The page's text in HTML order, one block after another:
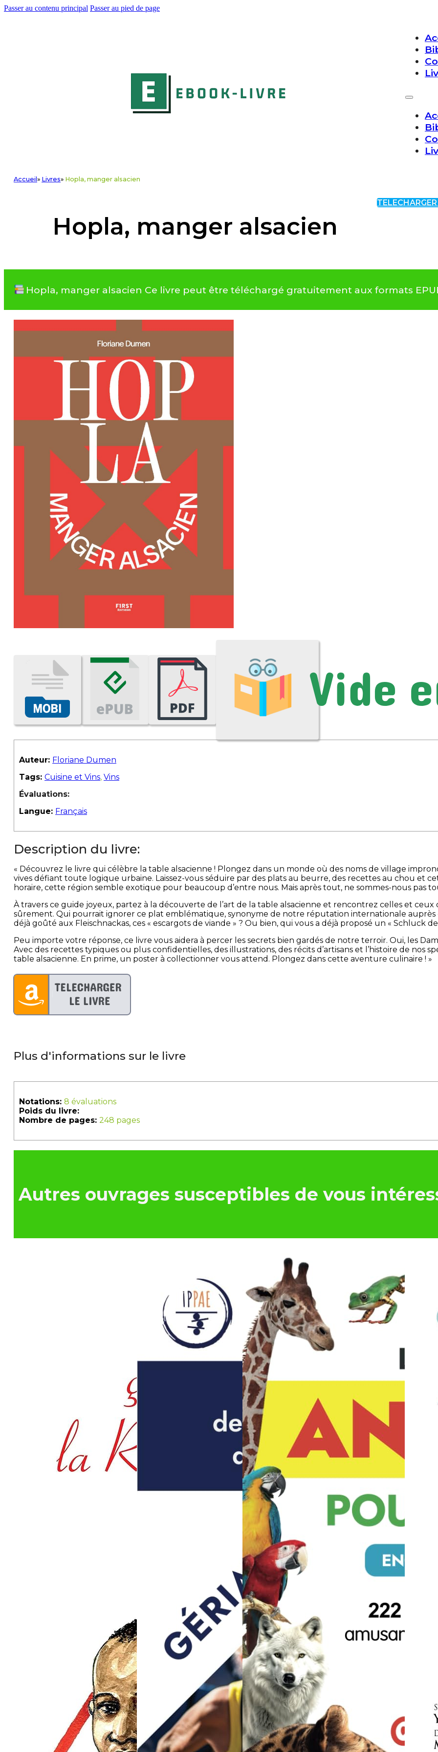
Passer au contenu principal Passer au pied de page
Accueil » Livres» Hopla, manger alsacien
Hopla, manger alsacien
Hopla, manger alsacien Ce livre peut être téléchargé gratuitement aux formats
Auteur: Floriane Dumen
Tags: Cuisine et Vins, Vins
Évaluations:
Langue: Français
Description du livre:
« Découvrez le livre qui célèbre la table alsacienne ! Plongez dans un monde où des noms de village
vives défiant toute logique urbaine. Laissez-vous séduire par des plats au beurre, des recettes au chou et
horaire, cette région semble exotique pour beaucoup d’entre nous. Mais après tout, ne sommes-nous pas
À travers ce guide joyeux, partez à la découverte de l’art de la table alsacienne et rencontrez celles et
sûrement. Qui pourrait ignorer ce plat emblématique, synonyme de notre réputation internationale auprès
déjà goûté aux Fleischnackas, ces « escargots de viande » ? Ou bien, qui vous a déjà proposé un « Schluck
Peu importe votre réponse, ce livre vous aidera à percer les secrets bien gardés de notre terroir. Oui, les
Avec des recettes typiques ou plus confidentielles, des illustrations, des récits d’artisans et l’histoire de
table alsacienne. En prime, un poster à collectionner vous attend. Plongez dans cette aventure culinaire ! »
Plus d'informations sur le livre
Notations: 8 évaluations
Poids du livre:
Nombre de pages: 248 pages
Autres ouvrages susceptibles de vous